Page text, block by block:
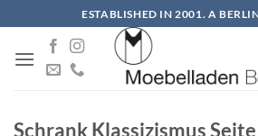
Inhalt
springen
ESTABLISHED IN 2001. A
Schrank Klassizismus Seite